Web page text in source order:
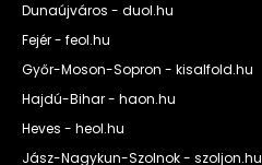
Dunaújváros - duol.hu
Fejér - feol.hu
Győr-Moson-Sopron - kisalfold.hu
Hajdú-Bihar - haon.hu
Heves - heol.hu
Jász-Nagykun-Szolnok - szoljon.hu